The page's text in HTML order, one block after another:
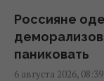
выгодна:
нюанс
Россияне
паниковать
6 августа 2026, 08:39